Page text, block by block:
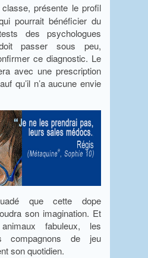
présente le profil
pourrait bénéficier du
des psychologues
passer sous peu,
ce diagnostic. Le
avec une prescription
qu’il n’a aucune envie
que cette dope
son imagination. Et
fabuleux, les
compagnons de jeu
son quotidien.